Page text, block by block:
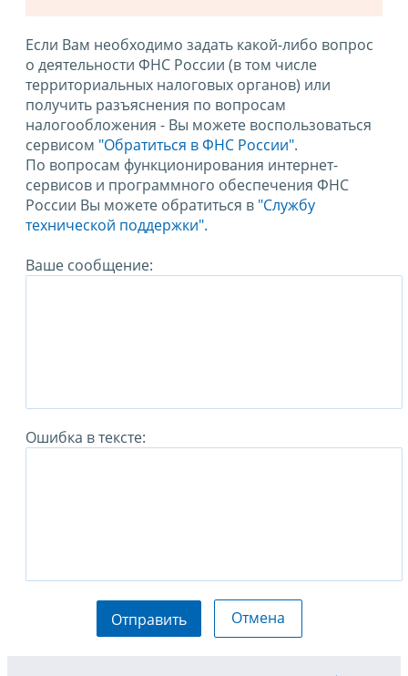
Если Вам необходимо задать какой-либо вопрос
о деятельности ФНС России (в том числе
территориальных налоговых органов) или
получить разъяснения по вопросам
налогообложения - Вы можете воспользоваться
сервисом "Обратиться в ФНС России".
По вопросам функционирования интернет-
сервисов и программного обеспечения ФНС
России Вы можете обратиться в "Службу
технической поддержки".
Ваше сообщение:
Ошибка в тексте:
Отправить Отмена